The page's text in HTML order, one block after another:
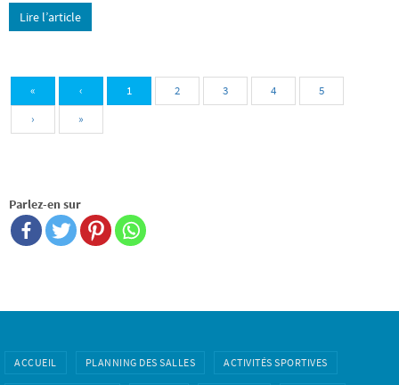
Lire l’article
« ‹ 1 2 3 4
5
›
»
Parlez-en sur
ACCUEIL PLANNING DES SALLES ACTIVITÉS SPORTIVES